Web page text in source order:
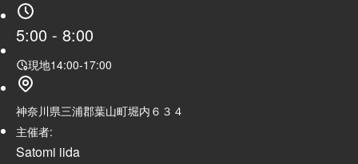
5:00 - 8:00
現地14:00-17:00
神奈川県三浦郡葉山町堀内６３４
主催者:
Satomi iida